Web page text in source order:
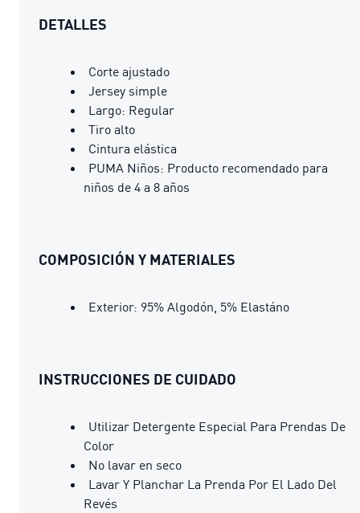
DETALLES
Corte ajustado
Jersey simple
Largo: Regular
Tiro alto
Cintura elástica
PUMA Niños: Producto recomendado para
niños de 4 a 8 años
COMPOSICIÓN Y MATERIALES
Exterior: 95% Algodón, 5% Elastáno
INSTRUCCIONES DE CUIDADO
Utilizar Detergente Especial Para Prendas De
Color
No lavar en seco
Lavar Y Planchar La Prenda Por El Lado Del
Revés